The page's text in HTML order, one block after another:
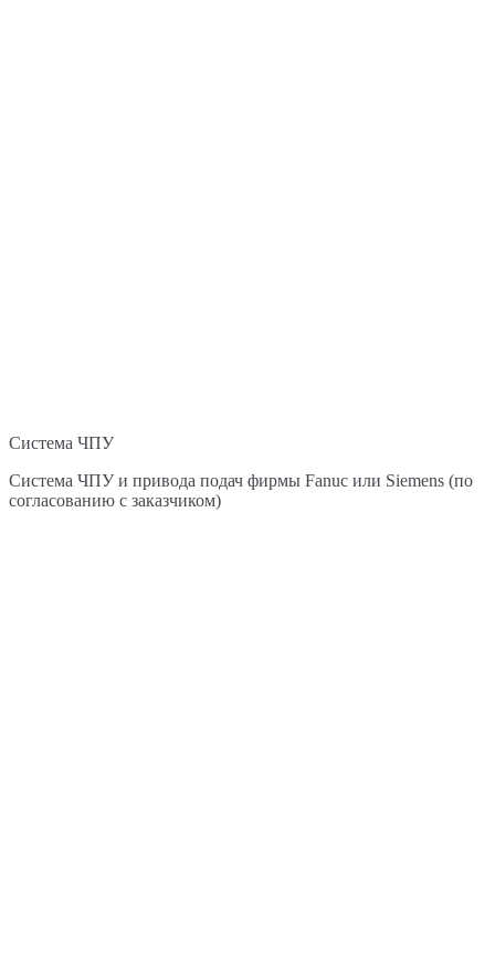
Система ЧПУ
Система ЧПУ и привода подач фирмы Fanuc или Siemens (по
согласованию с заказчиком)